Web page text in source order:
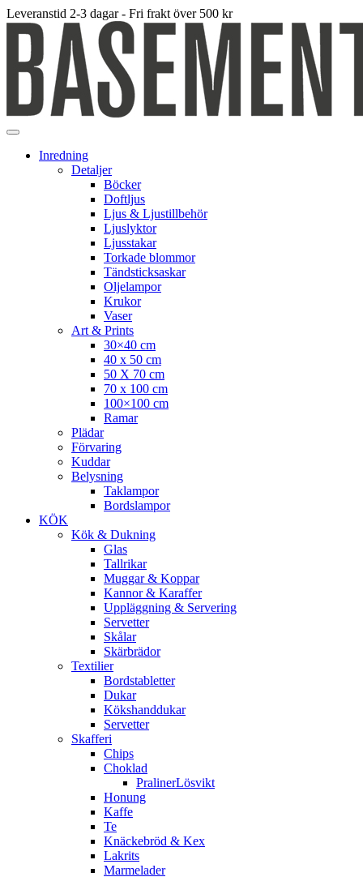
Leveranstid 2-3 dagar - Fri frakt över 500 kr
Inredning
Detaljer
Böcker
Doftljus
Ljus & Ljustillbehör
Ljuslyktor
Ljusstakar
Torkade blommor
Tändsticksaskar
Oljelampor
Krukor
Vaser
Art & Prints
30×40 cm
40 x 50 cm
50 X 70 cm
70 x 100 cm
100×100 cm
Ramar
Plädar
Förvaring
Kuddar
Belysning
Taklampor
Bordslampor
KÖK
Kök & Dukning
Glas
Tallrikar
Muggar & Koppar
Kannor & Karaffer
Uppläggning & Servering
Servetter
Skålar
Skärbrädor
Textilier
Bordstabletter
Dukar
Kökshanddukar
Servetter
Skafferi
Chips
Choklad
PralinerLösvikt
Honung
Kaffe
Te
Knäckebröd & Kex
Lakrits
Marmelader